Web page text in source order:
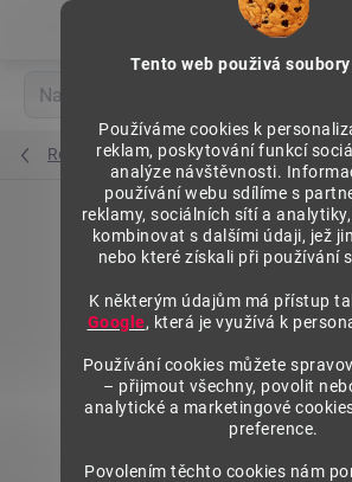
Tento web použivá
Používáme cookies k
reklam, poskytování funkcí
analýze návštěvnosti.
používání webu sdílíme s
reklamy, sociálních sítí a
kombinovat s dalšími údaji, jež
nebo které získali při používání
K některým údajům má přístup
Google, která je využívá k
Používání cookies můžete
– přijmout všechny, povolit
analytické a marketingové
preference.
Povolením těchto cookies nám
Regály výška 1972 mm, přídavné moduly